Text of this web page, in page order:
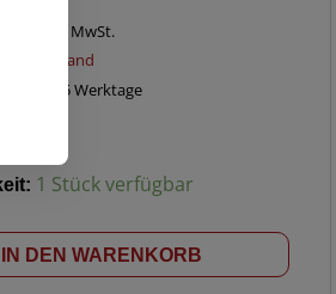
20% MwSt.
Versand
ca. 2-5 Werktage
1 Stück verfügbar
IN DEN WARENKORB